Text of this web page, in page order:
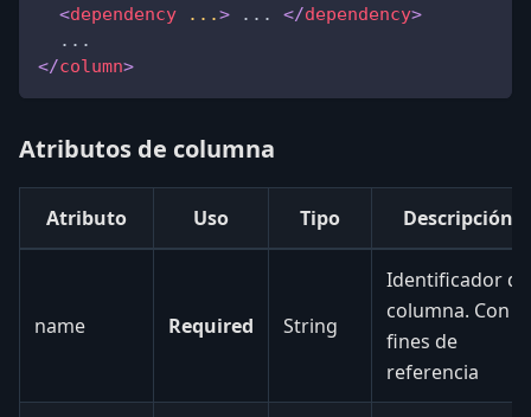
<dependency ...> ... </dependency>
  ...
</column>
Atributos de columna
Atributo Uso Tipo Descripción
name Required String
Identificador de
columna. Con
fines de
referencia